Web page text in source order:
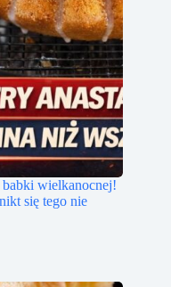
babki wielkanocnej!
się tego nie